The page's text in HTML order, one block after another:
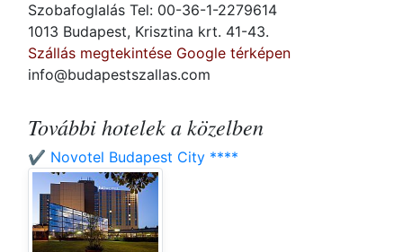
Szobafoglalás Tel: 00-36-1-2279614
1013 Budapest, Krisztina krt. 41-43.
Szállás megtekintése Google térképen
info@budapestszallas.com
További hotelek a közelben
✔️ Novotel Budapest City ****